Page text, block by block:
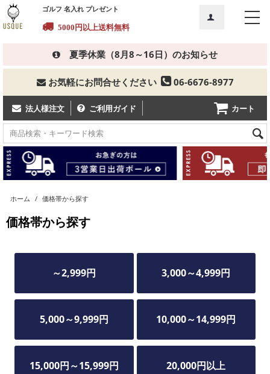
ゴルフ 名入れ プレゼント
5000円以上送料無料
夏季休業（8月8～16日）のお知らせ
お気軽にお問合せください 06-6676-8977
法人様注文 ご利用ガイド カート
ホーム / 価格帯から探す
価格帯から探す
～2,999円 3,000～4,999円
5,000～9,999円 10,000～14,999円
15,000円～15,999円 20,000円以上